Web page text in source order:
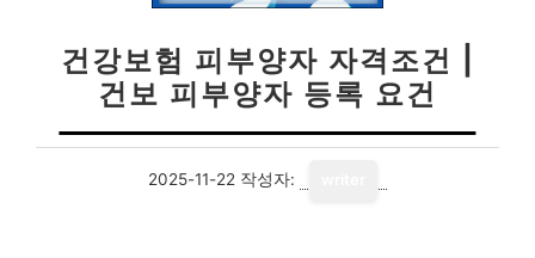
건강보험 피부양자 자격조건 |
건보 피부양자 등록 요건
2025-11-22 작성자: